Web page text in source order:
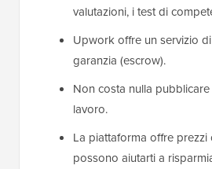
valutazioni, i test di
Upwork offre un servizio
garanzia (escrow).
Non costa nulla
lavoro.
La piattaforma offre prezzi
possono aiutarti a